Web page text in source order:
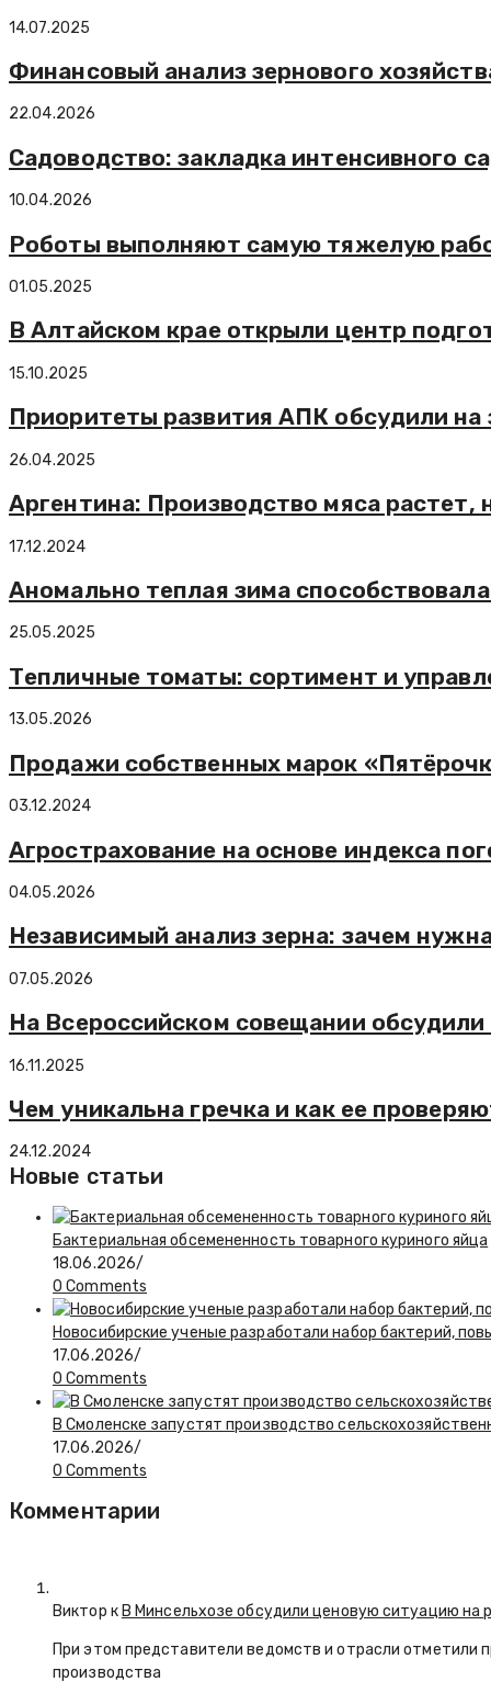
14.07.2025
Финансовый анализ зернового
22.04.2026
Садоводство: закладка интенсивного
10.04.2026
Роботы выполняют самую тяжелую
01.05.2025
В Алтайском крае открыли центр
15.10.2025
Приоритеты развития АПК обсудили на
26.04.2025
Аргентина: Производство мяса растет,
17.12.2024
Аномально теплая зима
25.05.2025
Тепличные томаты: сортимент и
13.05.2026
Продажи собственных марок
03.12.2024
Агрострахование на основе индекса
04.05.2026
Независимый анализ зерна: зачем
07.05.2026
На Всероссийском совещании
16.11.2025
Чем уникальна гречка и как ее
24.12.2024
Новые статьи
Бактериальная обсемененность товарного куриного яйца
18.06.2026/
0 Comments
Новосибирские ученые разработали набор бактерий,
17.06.2026/
0 Comments
В Смоленске запустят производство
17.06.2026/
0 Comments
Комментарии
Виктор кВ Минсельхозе обсудили ценовую ситуацию на
При этом представители ведомств и отрасли отметили
производства